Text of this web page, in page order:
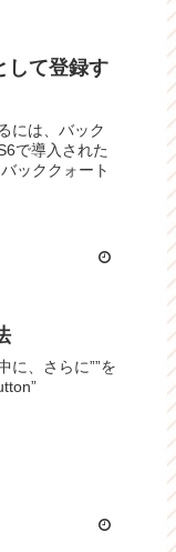
して登録す
には、バック
で導入された
ッククォート
に、さらに””を